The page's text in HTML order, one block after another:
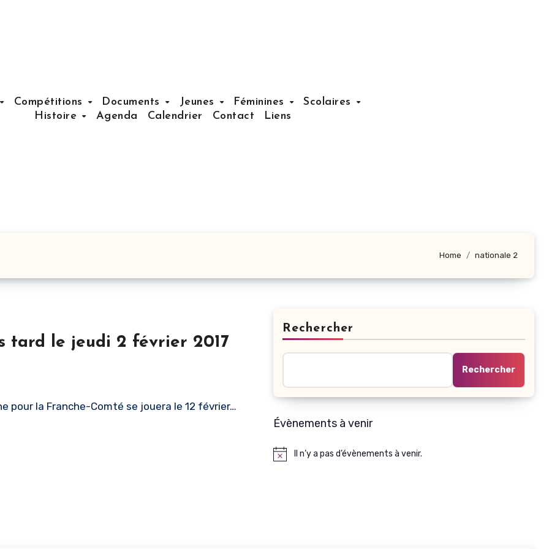
Compétitions Documents Jeunes Féminines
Scolaires
Histoire
Agenda Calendrier Contact Liens
Home nationale 2
Erratum N2F inscription au plus tard le jeudi 2 février 2017
la Franche-Comté se jouera le 12 février…
Rechercher
Rechercher
Évènements à venir
Notice Il n’y a pas d’évènements à venir.